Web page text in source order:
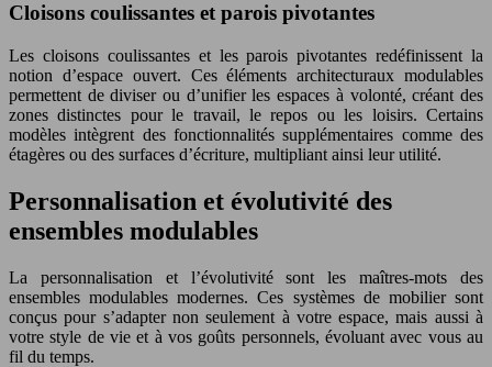
Cloisons coulissantes et parois pivotantes
Les cloisons coulissantes et les parois pivotantes redéfinissent la
notion d’espace ouvert. Ces éléments architecturaux modulables
permettent de diviser ou d’unifier les espaces à volonté, créant des
zones distinctes pour le travail, le repos ou les loisirs. Certains
modèles intègrent des fonctionnalités supplémentaires comme des
étagères ou des surfaces d’écriture, multipliant ainsi leur utilité.
Personnalisation et évolutivité des
ensembles modulables
La personnalisation et l’évolutivité sont les maîtres-mots des
ensembles modulables modernes. Ces systèmes de mobilier sont
conçus pour s’adapter non seulement à votre espace, mais aussi à
votre style de vie et à vos goûts personnels, évoluant avec vous au
fil du temps.